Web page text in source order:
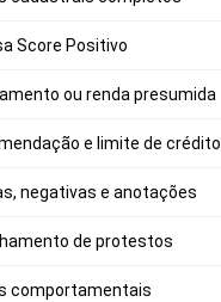
Score Positivo
ou renda presumida
e limite de crédito
negativas e anotações
de protestos
comportamentais